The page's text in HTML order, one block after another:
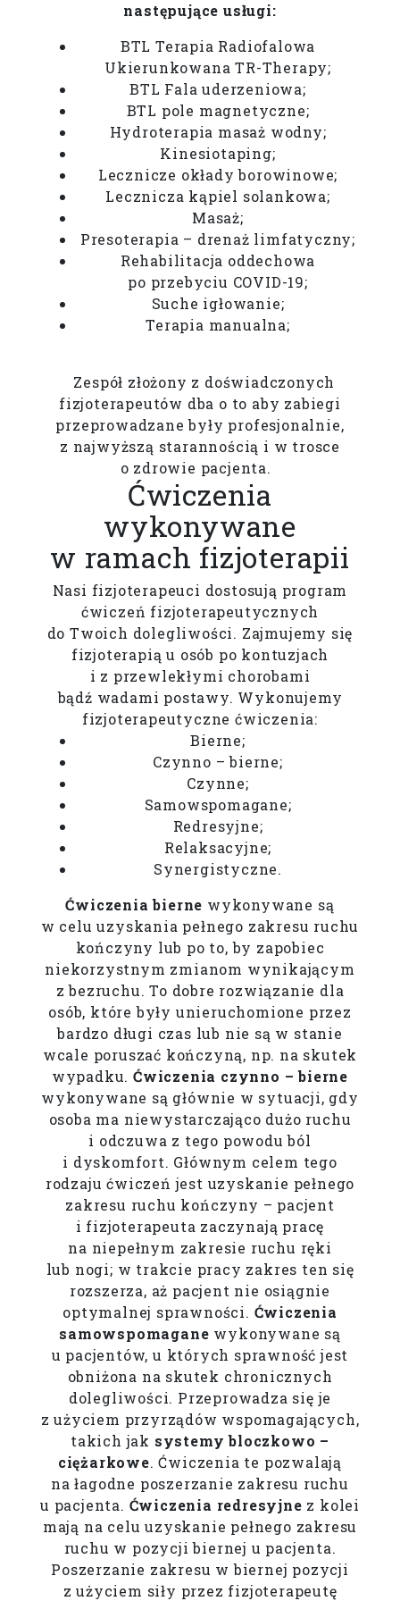
następujące usługi:
BTL Terapia Radiofalowa
Ukierunkowana TR-Therapy;
BTL Fala uderzeniowa;
BTL pole magnetyczne;
Hydroterapia masaż wodny;
Kinesiotaping;
Lecznicze okłady borowinowe;
Lecznicza kąpiel solankowa;
Masaż;
Presoterapia – drenaż limfatyczny;
Rehabilitacja oddechowa
po przebyciu COVID-19;
Suche igłowanie;
Terapia manualna;
Zespół złożony z doświadczonych
fizjoterapeutów dba o to aby zabiegi
przeprowadzane były profesjonalnie,
z najwyższą starannością i w trosce
o zdrowie pacjenta.
Ćwiczenia
wykonywane
w ramach fizjoterapii
Nasi fizjoterapeuci dostosują program
ćwiczeń fizjoterapeutycznych
do Twoich dolegliwości. Zajmujemy się
fizjoterapią u osób po kontuzjach
i z przewlekłymi chorobami
bądź wadami postawy. Wykonujemy
fizjoterapeutyczne ćwiczenia:
Bierne;
Czynno – bierne;
Czynne;
Samowspomagane;
Redresyjne;
Relaksacyjne;
Synergistyczne.
Ćwiczenia bierne wykonywane są
w celu uzyskania pełnego zakresu ruchu
kończyny lub po to, by zapobiec
niekorzystnym zmianom wynikającym
z bezruchu. To dobre rozwiązanie dla
osób, które były unieruchomione przez
bardzo długi czas lub nie są w stanie
wcale poruszać kończyną, np. na skutek
wypadku.Ćwiczenia czynno – bierne
wykonywane są głównie w sytuacji, gdy
osoba ma niewystarczająco dużo ruchu
i odczuwa z tego powodu ból
i dyskomfort. Głównym celem tego
rodzaju ćwiczeń jest uzyskanie pełnego
zakresu ruchu kończyny – pacjent
i fizjoterapeuta zaczynają pracę
na niepełnym zakresie ruchu ręki
lub nogi; w trakcie pracy zakres ten się
rozszerza, aż pacjent nie osiągnie
optymalnej sprawności. Ćwiczenia
samowspomagane wykonywane są
u pacjentów, u których sprawność jest
obniżona na skutek chronicznych
dolegliwości. Przeprowadza się je
z użyciem przyrządów wspomagających,
takich jak systemy bloczkowo –
ciężarkowe. Ćwiczenia te pozwalają
na łagodne poszerzanie zakresu ruchu
u pacjenta. Ćwiczenia redresyjne z kolei
mają na celu uzyskanie pełnego zakresu
ruchu w pozycji biernej u pacjenta.
Poszerzanie zakresu w biernej pozycji
z użyciem siły przez fizjoterapeutę